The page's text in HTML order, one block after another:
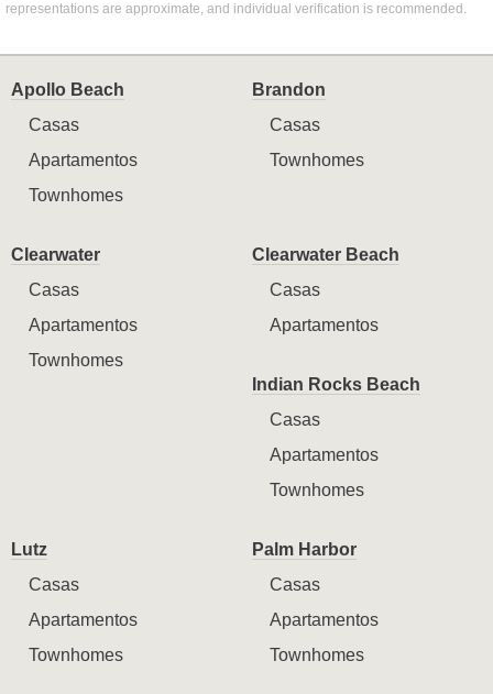
representations are approximate, and individual verification is recommended.
Apollo Beach
Casas
Apartamentos
Townhomes
Brandon
Casas
Townhomes
Clearwater
Casas
Apartamentos
Townhomes
Clearwater Beach
Casas
Apartamentos
Indian Rocks Beach
Casas
Apartamentos
Townhomes
Lutz
Casas
Apartamentos
Townhomes
Palm Harbor
Casas
Apartamentos
Townhomes